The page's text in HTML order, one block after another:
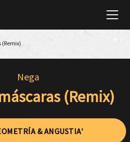
Nega
(Remix)
& ANGUSTIA'